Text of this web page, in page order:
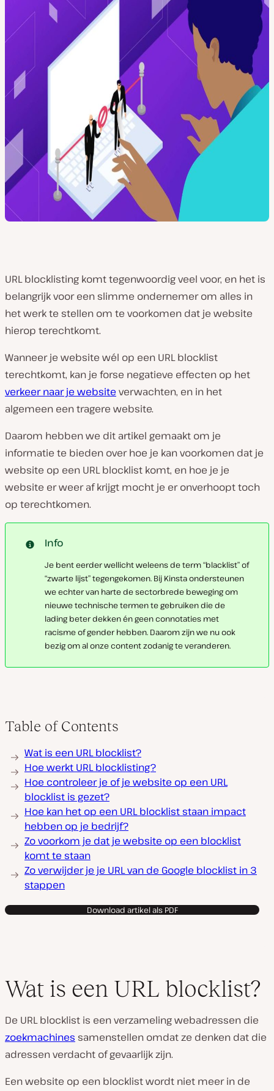
URL blocklisting komt tegenwoordig veel voor, en het is
belangrijk voor een slimme ondernemer om alles in
het werk te stellen om te voorkomen dat je website
hierop terechtkomt.
Wanneer je website wél op een URL blocklist
terechtkomt, kan je forse negatieve effecten op het
verkeer naar je website verwachten, en in het
algemeen een tragere website.
Daarom hebben we dit artikel gemaakt om je
informatie te bieden over hoe je kan voorkomen dat je
website op een URL blocklist komt, en hoe je je
website er weer af krijgt mocht je er onverhoopt toch
op terechtkomen.
Info
Je bent eerder wellicht weleens de term “blacklist” of
“zwarte lijst” tegengekomen. Bij Kinsta ondersteunen
we echter van harte de sectorbrede beweging om
nieuwe technische termen te gebruiken die de
lading beter dekken én geen connotaties met
racisme of gender hebben. Daarom zijn we nu ook
bezig om al onze content zodanig te veranderen.
Table of Contents
Wat is een URL blocklist?
Hoe werkt URL blocklisting?
Hoe controleer je of je website op een URL
blocklist is gezet?
Hoe kan het op een URL blocklist staan impact
hebben op je bedrijf?
Zo voorkom je dat je website op een blocklist
komt te staan
Zo verwijder je je URL van de Google blocklist in 3
stappen
Download artikel als PDF
Wat is een URL blocklist?
De URL blocklist is een verzameling webadressen die
zoekmachines samenstellen omdat ze denken dat die
adressen verdacht of gevaarlijk zijn.
Een website op een blocklist wordt niet meer in de